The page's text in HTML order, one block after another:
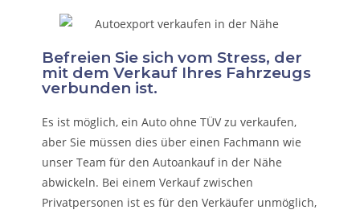
Befreien Sie sich vom Stress, der
mit dem Verkauf Ihres Fahrzeugs
verbunden ist.
Es ist möglich, ein Auto ohne TÜV zu verkaufen,
aber Sie müssen dies über einen Fachmann wie
unser Team für den Autoankauf in der Nähe
abwickeln. Bei einem Verkauf zwischen
Privatpersonen ist es für den Verkäufer unmöglich,